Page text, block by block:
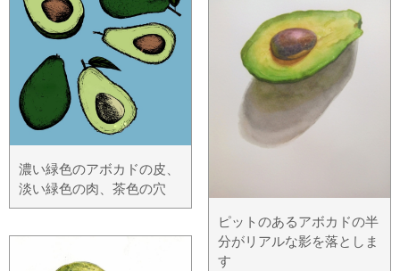
濃い緑色のアボカドの皮、
淡い緑色の肉、茶色の穴
ピットのあるアボカドの半
分がリアルな影を落としま
す